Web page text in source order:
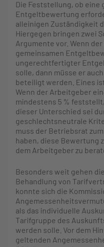
Die Feststellung, ob eine
Entgeltbewertung
alleinigen Zuständigkeit
Hiergegen bringen zwei
Argumente vor. Wenn
gemeinsamen
ungerechtfertigter
solle, dann müsse er
beteiligt werden. Eines
Wenn der Arbeitgeber
mindestens 5 %
dieser Unterschied sei
geschlechtsneutrale
muss der Betriebsrat
haben, diese Bewertung
dem Arbeitgeber zu
Besonders weit gehen
Behandlung von
konnte sich die
als das individuelle
Tarifgruppe des
werden solle. Vor dem
geltenden